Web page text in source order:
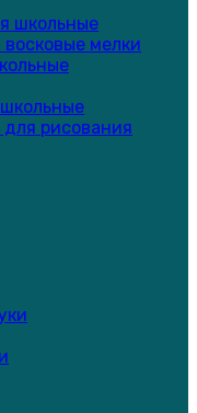
школьные
мелки
рисования